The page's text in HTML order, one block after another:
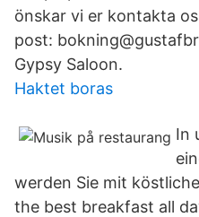
önskar vi er kontakta
post:
Gypsy Saloon.
Haktet boras
In
werden Sie mit
the best breakfast all